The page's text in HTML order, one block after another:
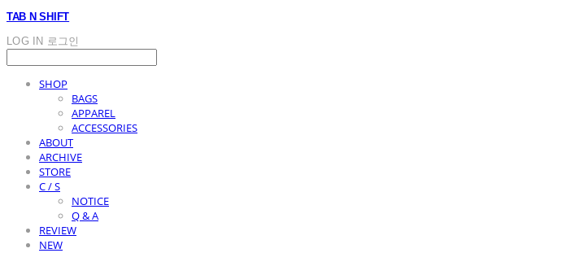
TAB N SHIFT
LOG IN 로그인
SHOP
BAGS
APPAREL
ACCESSORIES
ABOUT
ARCHIVE
STORE
C / S
NOTICE
Q & A
REVIEW
NEW